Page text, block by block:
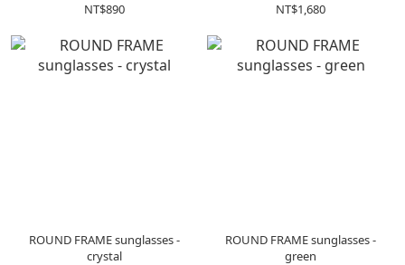
NT$890
NT$1,680
ROUND FRAME sunglasses -
crystal
ROUND FRAME sunglasses -
green